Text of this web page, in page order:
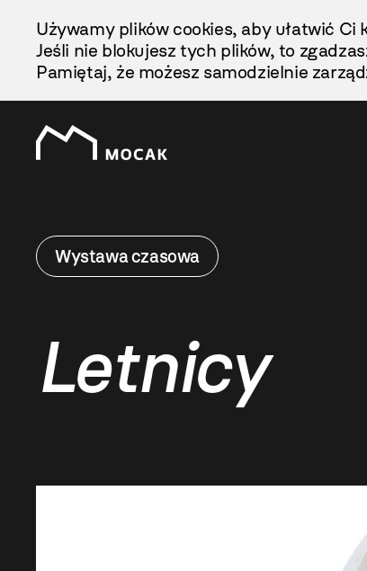
Treści
Używamy plików cookies, aby ułatwić
Jeśli nie blokujesz tych plików, to
Pamiętaj, że możesz samodzielnie
Wystawa czasowa
Letnicy